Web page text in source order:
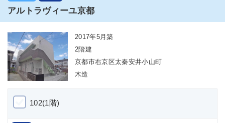
アルトラヴィーユ京都
2017年5月築
2階建
京都市右京区太秦安井小山町
木造
102(1階)